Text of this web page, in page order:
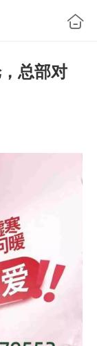
总部对